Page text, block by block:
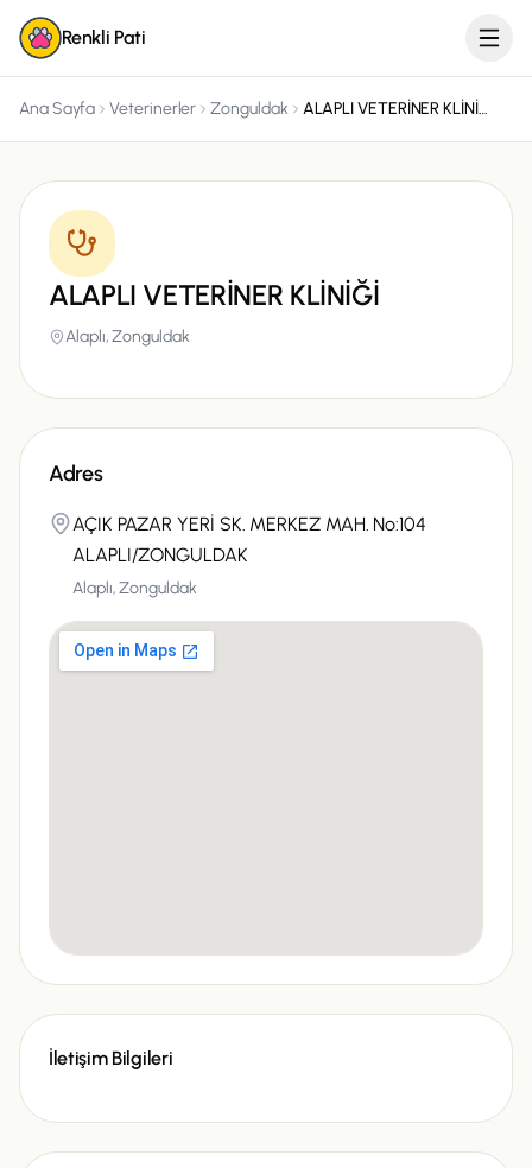
Renkli Pati
Ana Sayfa Veterinerler Zonguldak ALAPLI VETERİNER KLİNİĞİ
ALAPLI VETERİNER KLİNİĞİ
Alaplı,Zonguldak
Adres
AÇIK PAZAR YERİ SK. MERKEZ MAH. No:104
ALAPLI/ZONGULDAK
Alaplı,Zonguldak
İletişim Bilgileri